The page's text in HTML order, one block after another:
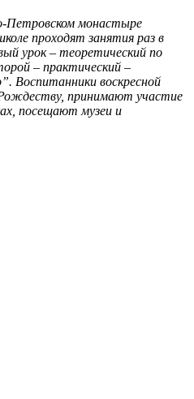
Петровском монастыре
проходят занятия раз в
урок – теоретический по
– практический –
Воспитанники воскресной
принимают участие
посещают музеи и